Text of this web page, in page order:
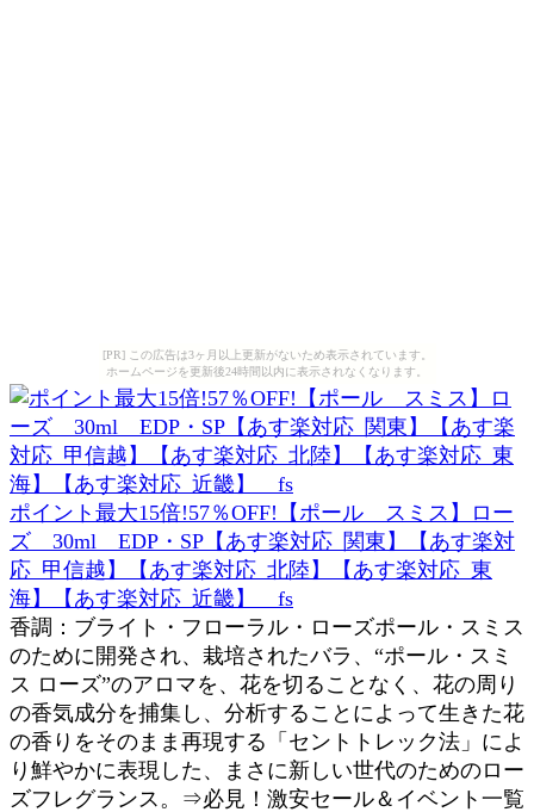
[PR] この広告は3ヶ月以上更新がないため表示されています。
ホームページを更新後24時間以内に表示されなくなります。
ポイント最大15倍!57％OFF!【ポール スミス】ロー
ズ 30ml EDP・SP【あす楽対応_関東】【あす楽対
応_甲信越】【あす楽対応_北陸】【あす楽対応_東
海】【あす楽対応_近畿】 fs
香調：ブライト・フローラル・ローズポール・スミス
のために開発され、栽培されたバラ、“ポール・スミ
ス ローズ”のアロマを、花を切ることなく、花の周り
の香気成分を捕集し、分析することによって生きた花
の香りをそのまま再現する「セントトレック法」によ
り鮮やかに表現した、まさに新しい世代のためのロー
ズフレグランス。⇒必見！激安セール＆イベント一覧